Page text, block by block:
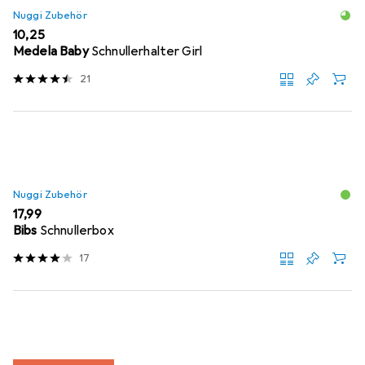
Nuggi Zubehör
EUR
10,25
Medela Baby Schnullerhalter Girl
21
Nuggi Zubehör
EUR
17,99
Bibs Schnullerbox
17